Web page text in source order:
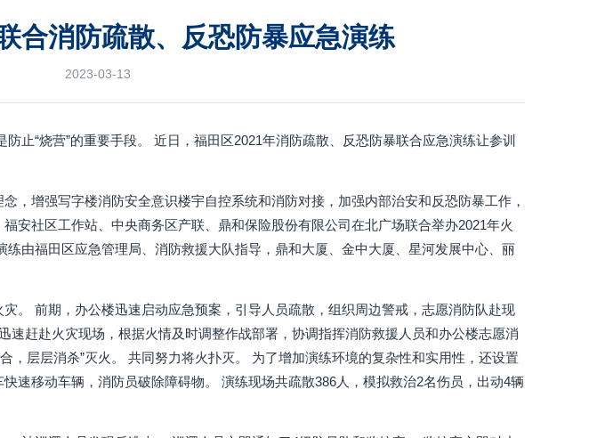
合消防疏散、反恐防暴应急演练
2023-03-13
止“烧营”的重要手段。 近日，福田区2021年消防疏散、反恐防暴联合应急演练让参训
，增强写字楼消防安全意识楼宇自控系统和消防对接，加强内部治安和反恐防暴工作，
安社区工作站、中央商务区产联、鼎和保险股份有限公司在北广场联合举办2021年火
由福田区应急管理局、消防救援大队指导，鼎和大厦、金中大厦、星河发展中心、丽
。 前期，办公楼迅速启动应急预案，引导人员疏散，组织周边警戒，志愿消防队赴现
速赶赴火灾现场，根据火情及时调整作战部署，协调指挥消防救援人员和办公楼志愿消
，层层消杀”灭火。 共同努力将火扑灭。 为了增加演练环境的复杂性和实用性，还设置
速移动车辆，消防员破除障碍物。 演练现场共疏散386人，模拟救治2名伤员，出动4辆